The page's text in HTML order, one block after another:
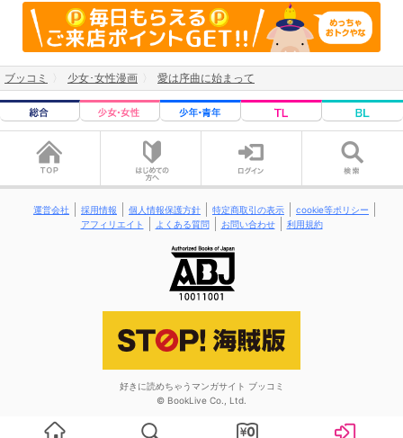
ブッコミ 少女･女性漫画 愛は序曲に始まって
運営会社 採用情報 個人情報保護方針 特定商取引の表示
cookie等ポリシー
アフィリエイト
よくある質問 お問い合わせ 利用規約
好きに読めちゃうマンガサイト ブッコミ
© BookLive Co., Ltd.